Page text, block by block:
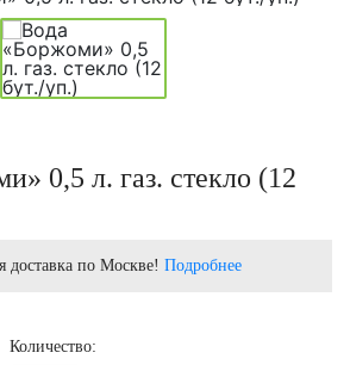
0,5 л. газ. стекло (12
доставка по Москве! Подробнее
Количество: